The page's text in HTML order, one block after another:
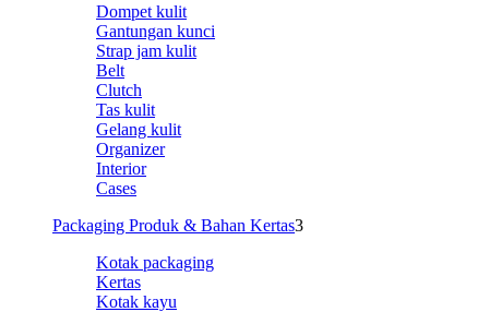
Dompet kulit
Gantungan kunci
Strap jam kulit
Belt
Clutch
Tas kulit
Gelang kulit
Organizer
Interior
Cases
Packaging Produk & Bahan Kertas3
Kotak packaging
Kertas
Kotak kayu